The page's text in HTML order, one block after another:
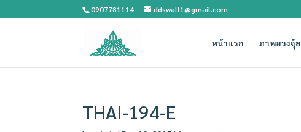
0907781114 ddswall1@gmail.com
หน้าแรก ภาพฮวงจุ้ย
THAI-194-E